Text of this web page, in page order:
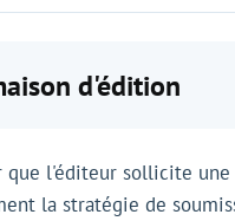
d'édition
l'éditeur sollicite
la stratégie de